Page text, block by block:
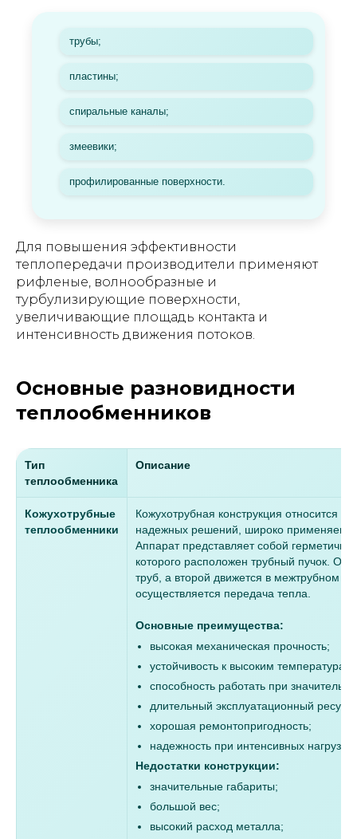
трубы;
пластины;
спиральные каналы;
змеевики;
профилированные поверхности.
Для повышения эффективности
теплопередачи производители применяют
рифленые, волнообразные и
турбулизирующие поверхности,
увеличивающие площадь контакта и
интенсивность движения потоков.
Основные разновидности
теплообменников
Тип
теплообменника
Описание
Кожухотрубные
теплообменники
Кожухотрубная конструкция относится
надежных решений, широко
Аппарат представляет собой
которого расположен трубный пучок.
труб, а второй движется в межтрубном
осуществляется передача тепла.
Основные преимущества:
высокая механическая прочность;
устойчивость к высоким температурам;
способность работать при
длительный эксплуатационный ресурс;
хорошая ремонтопригодность;
надежность при интенсивных
Недостатки конструкции:
значительные габариты;
большой вес;
высокий расход металла;